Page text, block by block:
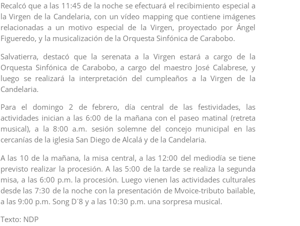
Recalcó que a las 11:45 de la noche se efectuará el recibimiento especial a
la Virgen de la Candelaria, con un vídeo mapping que contiene imágenes
relacionadas a un motivo especial de la Virgen, proyectado por Ángel
Figueredo, y la musicalización de la Orquesta Sinfónica de Carabobo.
Salvatierra, destacó que la serenata a la Virgen estará a cargo de la
Orquesta Sinfónica de Carabobo, a cargo del maestro José Calabrese, y
luego se realizará la interpretación del cumpleaños a la Virgen de la
Candelaria.
Para el domingo 2 de febrero, día central de las festividades, las
actividades inician a las 6:00 de la mañana con el paseo matinal (retreta
musical), a la 8:00 a.m. sesión solemne del concejo municipal en las
cercanías de la iglesia San Diego de Alcalá y de la Candelaria.
A las 10 de la mañana, la misa central, a las 12:00 del mediodía se tiene
previsto realizar la procesión. A las 5:00 de la tarde se realiza la segunda
misa, a las 6:00 p.m. la procesión. Luego vienen las actividades culturales
desde las 7:30 de la noche con la presentación de Mvoice-tributo bailable,
a las 9:00 p.m. Song D´8 y a las 10:30 p.m. una sorpresa musical.
Texto: NDP